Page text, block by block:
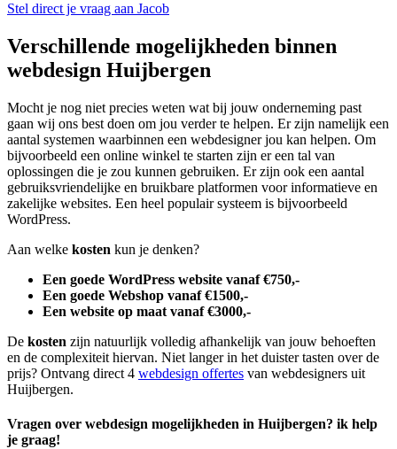
Stel direct je vraag aan Jacob
Verschillende mogelijkheden binnen
webdesign Huijbergen
Mocht je nog niet precies weten wat bij jouw onderneming past
gaan wij ons best doen om jou verder te helpen. Er zijn namelijk een
aantal systemen waarbinnen een webdesigner jou kan helpen. Om
bijvoorbeeld een online winkel te starten zijn er een tal van
oplossingen die je zou kunnen gebruiken. Er zijn ook een aantal
gebruiksvriendelijke en bruikbare platformen voor informatieve en
zakelijke websites. Een heel populair systeem is bijvoorbeeld
WordPress.
Aan welke kosten kun je denken?
Een goede WordPress website vanaf €750,-
Een goede Webshop vanaf €1500,-
Een website op maat vanaf €3000,-
De kosten zijn natuurlijk volledig afhankelijk van jouw behoeften
en de complexiteit hiervan. Niet langer in het duister tasten over de
prijs? Ontvang direct 4 webdesign offertes van webdesigners uit
Huijbergen.
Vragen over webdesign mogelijkheden in Huijbergen? ik help
je graag!